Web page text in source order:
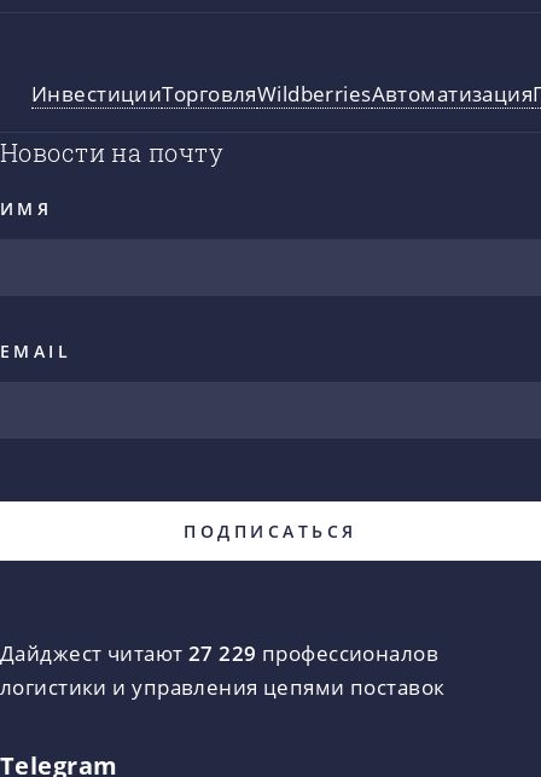
ИнвестицииТорговляWildberriesАвтоматизация
Новости на почту
ИМЯ
EMAIL
Дайджест читают 27 229 профессионалов
логистики и управления цепями поставок
Telegram